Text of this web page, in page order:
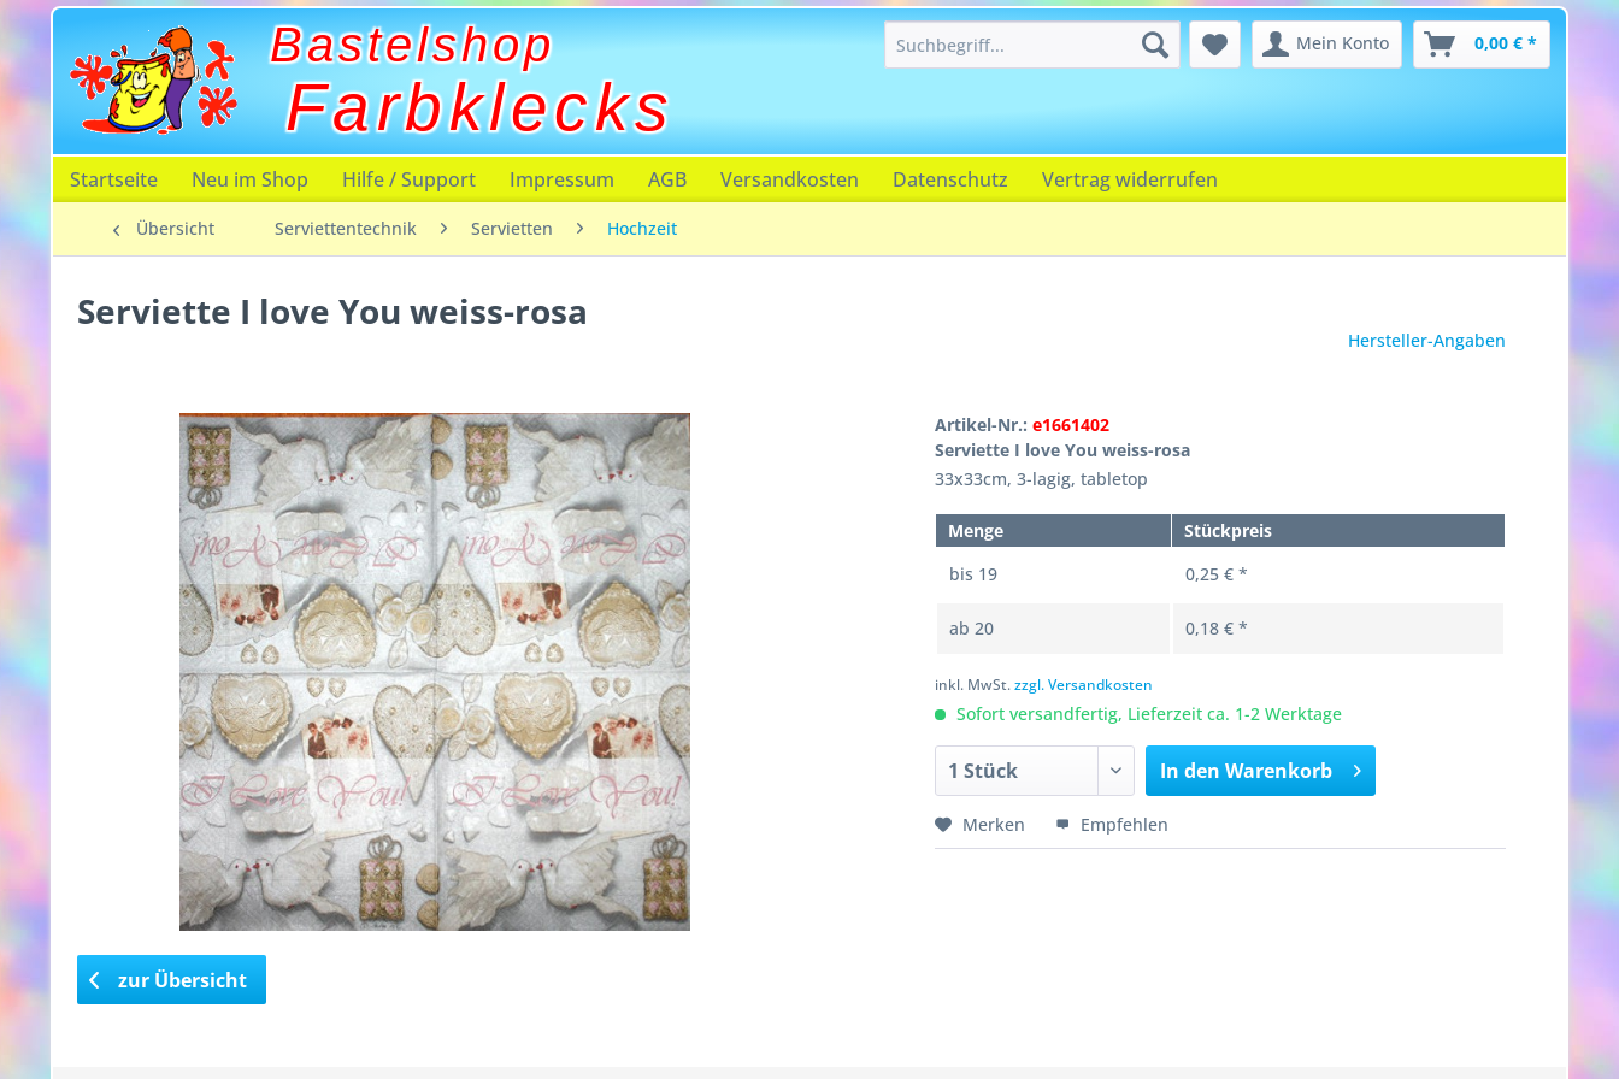
Bastelshop
Farbklecks
Mein Konto 0,00 € *
Startseite Neu im Shop Hilfe / Support Impressum AGB Versandkosten Datenschutz Vertrag widerrufen
Übersicht Serviettentechnik Servietten Hochzeit
Serviette I love You weiss-rosa
Hersteller-Angaben
Artikel-Nr.: e1661402
Serviette I love You weiss-rosa
33x33cm, 3-lagig, tabletop
Menge
Stückpreis
bis 19 0,25 € *
ab 20 0,18 € *
inkl. MwSt.zzgl. Versandkosten
Sofort versandfertig, Lieferzeit ca. 1-2 Werktage
In den Warenkorb
Merken Empfehlen
zur Übersicht